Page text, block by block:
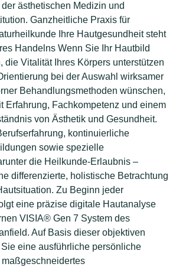
ästhetischen Medizin und
Ganzheitliche Praxis für
Ihre Hautgesundheit steht
Handelns Wenn Sie Ihr Hautbild
die Vitalität Ihres Körpers unterstützen
bei der Auswahl wirksamer
Behandlungsmethoden wünschen,
Erfahrung, Fachkompetenz und einem
von Ästhetik und Gesundheit.
kontinuierliche
sowie spezielle
die Heilkunde-Erlaubnis –
differenzierte, holistische Betrachtung
Zu Beginn jeder
eine präzise digitale Hautanalyse
VISIA® Gen 7 System des
Auf Basis dieser objektiven
eine ausführliche persönliche